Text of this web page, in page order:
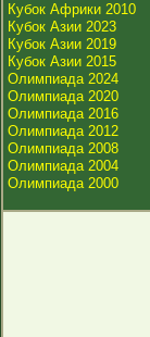
Кубок Африки 2010
Кубок Азии 2023
Кубок Азии 2019
Кубок Азии 2015
Олимпиада 2024
Олимпиада 2020
Олимпиада 2016
Олимпиада 2012
Олимпиада 2008
Олимпиада 2004
Олимпиада 2000